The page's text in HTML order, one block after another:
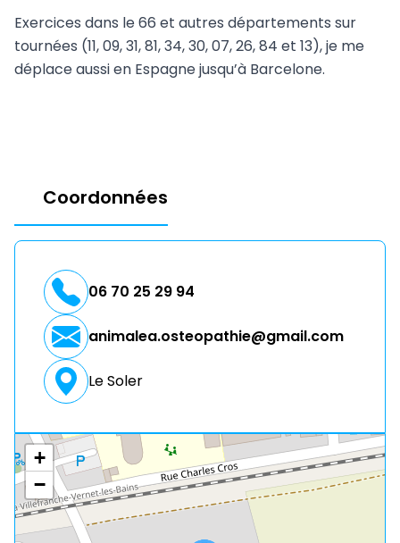
Exercices dans le 66 et autres départements sur
tournées (11, 09, 31, 81, 34, 30, 07, 26, 84 et 13), je me
déplace aussi en Espagne jusqu’à Barcelone.
Coordonnées
06 70 25 29 94
animalea.osteopathie@gmail.com
Le Soler
+
−